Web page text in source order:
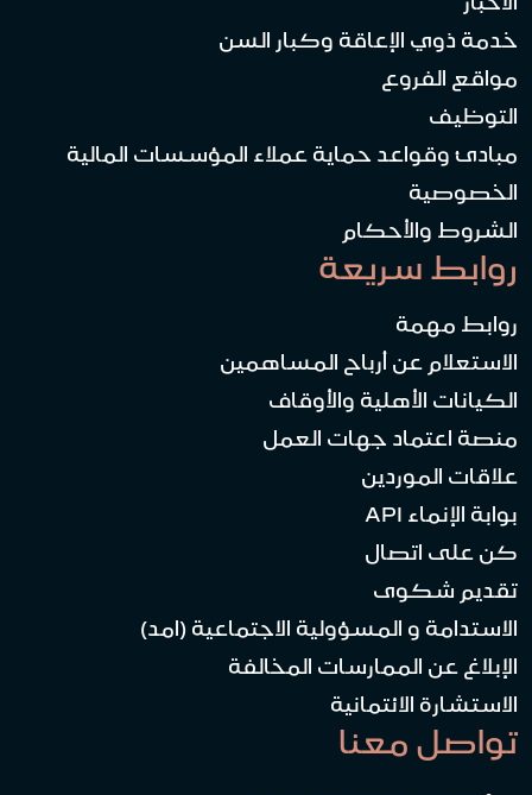
خدمة ذوي الإعاقة وكبار السن
مواقع الفروع
التوظيف
مبادئ وقواعد حماية عملاء المؤسسات المالية
الخصوصية
الشروط والأحكام
روابط سريعة
روابط مهمة
الاستعلام عن أرباح المساهمين
الكيانات الأهلية والأوقاف
منصة اعتماد جهات العمل
علاقات الموردين
بوابة الإنماء API
كن على اتصال
تقديم شكوى
الاستدامة و المسؤولية الاجتماعية (امد)
الإبلاغ عن الممارسات المخالفة
الاستشارة الائتمانية
تواصل معنا